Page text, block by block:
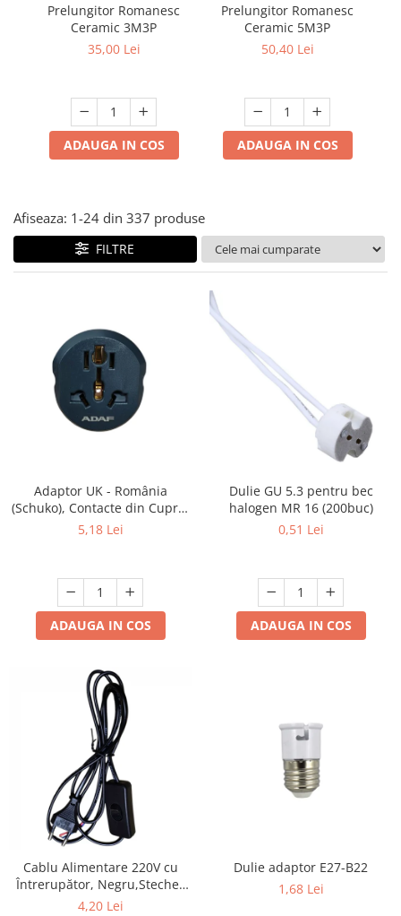
Lampi emergente
Multimetru Digital
Prelungitoare/Derulatoare
Triplu Stecher
Întrerupătoare/Comutatoare
Prelungitor Romanesc
Ceramic 3M3P
35,00 Lei
ADAUGA IN COS
Prelungitor Romanesc
Ceramic 5M3P
50,40 Lei
ADAUGA IN COS
Afiseaza: 1-24 din 337 produse
FILTRE
Adaptor UK - România
(Schuko), Contacte din Cupru,
Culoare Gri, ADAF
5,18 Lei
ADAUGA IN COS
Dulie GU 5.3 pentru bec
halogen MR 16 (200buc)
0,51 Lei
ADAUGA IN COS
Cablu Alimentare 220V cu
Întrerupător, Negru,Stecher
Plat, 1.5m, 2 Fire - Ideal
4,20 Lei
Dulie adaptor E27-B22
1,68 Lei